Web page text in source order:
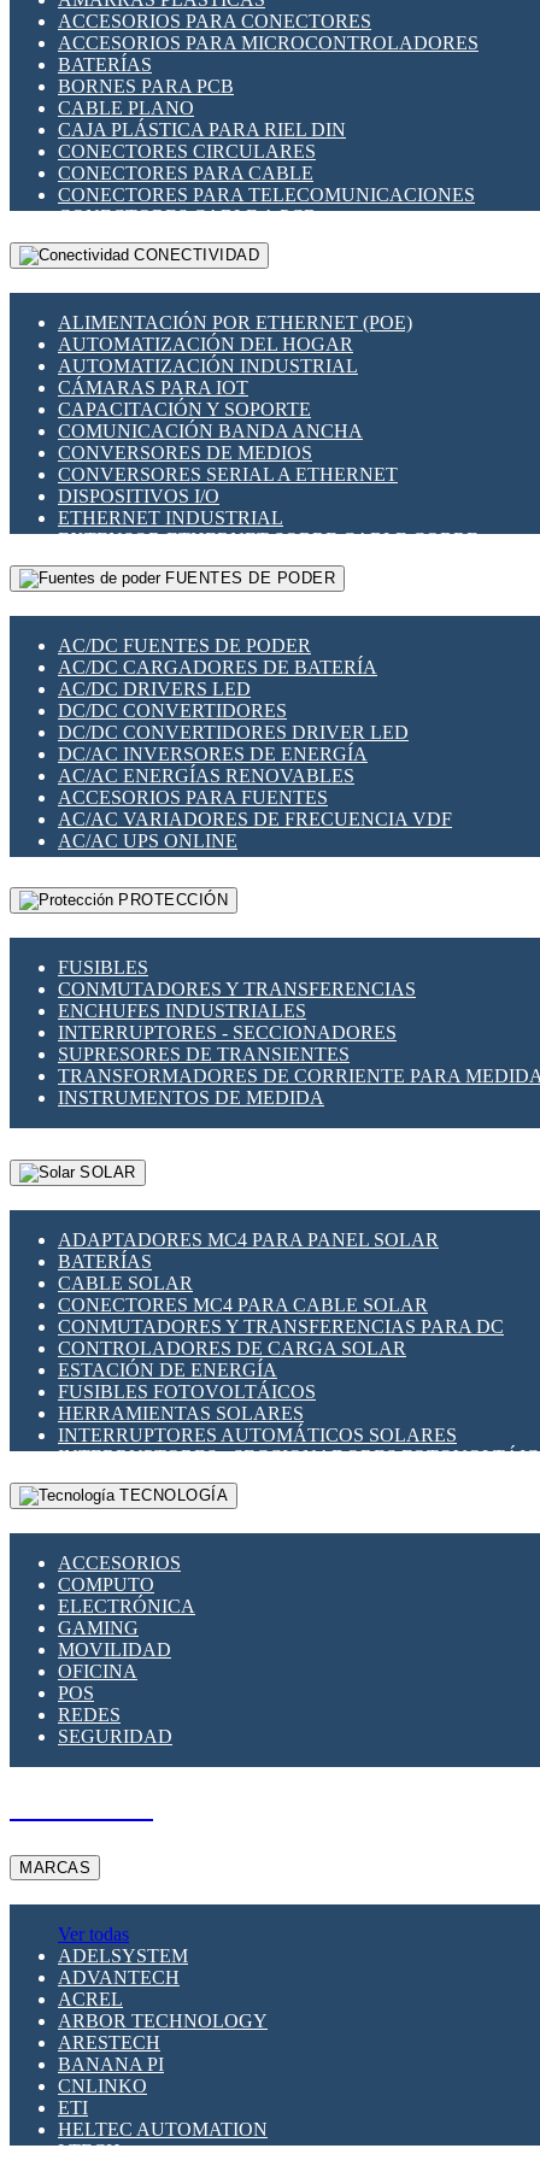
INDICADORES PARA PANEL
INTERFACES DE RELÉ
INTERRUPTORES FIN DE CARRERA
LLAVES CONMUTADORAS
MEDIDORES DE ENERGÍA Y TC'S DE CORRIENTE
MOTORES PASO A PASO
PANTALLAS HMI
PLC -CONTROLADORES LÓGICO PROGRAMABLES
PROGRAMADORES DE HORARIO
RELÉS DE PROTECCIÓN
SENSORES CAPACITIVOS
SENSORES INDUCTIVOS
TEMPORIZADORES
VARIACS
VARIADORES DE FRECUENCIA [VDF]
SECCIONADORES - INTERRUPTORES
MAQUINARIA
ACCESORIOS PARA CONECTORES
ACCESORIOS PARA MICROCONTROLADORES
BATERÍAS
BORNES PARA PCB
CABLE PLANO
CAJA PLÁSTICA PARA RIEL DIN
CONECTORES CIRCULARES
CONECTORES PARA CABLE
CONECTORES PARA TELECOMUNICACIONES
CONECTORES CABLE A PCB
CONECTORES PCB A CABLE
DIP SWITCHES
HERRAMIENTAS VARIAS
ILUMINACIÓN LED
INTERRUPTORES REED
INTERFACES DE RELÉ
OTROS RELÉS
PROTECCIÓN TÉRMICA
RELÉS AUTOMOTRICES
RELÉS DE SEÑAL
RELÉS DE ESTADO SÓLIDO SSR
RELÉS INDUSTRIALES
RELÉS MINIATURA DE POTENCIA
SENSORES MAGNÉTICOS
SWITCH Y MICROSWITCH
TARJETAS PI
UNIÓN Y DERIVACIÓN DE CABLE
CONECTIVIDAD
ALIMENTACIÓN POR ETHERNET (POE)
AUTOMATIZACIÓN DEL HOGAR
AUTOMATIZACIÓN INDUSTRIAL
CÁMARAS PARA IOT
CAPACITACIÓN Y SOPORTE
COMUNICACIÓN BANDA ANCHA
CONVERSORES DE MEDIOS
CONVERSORES SERIAL A ETHERNET
DISPOSITIVOS I/O
ETHERNET INDUSTRIAL
EXTENSOR ETHERNET SOBRE CABLE COBRE
GATEWAY LORAWAN
GESTIÓN DE REDES
PLACAS MODULARES IOT
SWITCHES Y REDES WIFI
SOLUCIONES IOT
SOLUCIONES LORAWAN
SOLUCIONES RED CELULAR
SEGURIDAD PARA REDES
SWITCHES LAN
TELEFONÍA IP (VOIP)
VIGILANCIA IP (CCTV)
MESHTASTIC
FUENTES DE PODER
AC/DC FUENTES DE PODER
AC/DC CARGADORES DE BATERÍA
AC/DC DRIVERS LED
DC/DC CONVERTIDORES
DC/DC CONVERTIDORES DRIVER LED
DC/AC INVERSORES DE ENERGÍA
AC/AC ENERGÍAS RENOVABLES
ACCESORIOS PARA FUENTES
AC/AC VARIADORES DE FRECUENCIA VDF
AC/AC UPS ONLINE
PROTECCIÓN
FUSIBLES
CONMUTADORES Y TRANSFERENCIAS
ENCHUFES INDUSTRIALES
INTERRUPTORES - SECCIONADORES
SUPRESORES DE TRANSIENTES
TRANSFORMADORES DE CORRIENTE PARA
INSTRUMENTOS DE MEDIDA
SOLAR
ADAPTADORES MC4 PARA PANEL SOLAR
BATERÍAS
CABLE SOLAR
CONECTORES MC4 PARA CABLE SOLAR
CONMUTADORES Y TRANSFERENCIAS PARA DC
CONTROLADORES DE CARGA SOLAR
ESTACIÓN DE ENERGÍA
FUSIBLES FOTOVOLTÁICOS
HERRAMIENTAS SOLARES
INTERRUPTORES AUTOMÁTICOS SOLARES
INTERRUPTORES - SECCIONADORES
MONTAJE PANEL SOLAR
PORTA FUSIBLES Y SECCIONADORES
TECNOLOGÍA
ACCESORIOS
COMPUTO
ELECTRÓNICA
GAMING
MOVILIDAD
OFICINA
POS
REDES
SEGURIDAD
MARCAS
Ver todas
ADELSYSTEM
ADVANTECH
ACREL
ARBOR TECHNOLOGY
ARESTECH
BANANA PI
CNLINKO
ETI
HELTEC AUTOMATION
LTECH